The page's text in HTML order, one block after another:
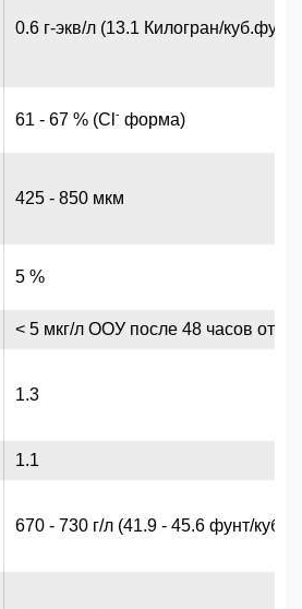
0.6 г-экв/л (13.1 Килогран/
61 - 67 % (Cl - форма)
425 - 850 мкм
5 %
< 5 мкг/л ООУ после 48 часов
1.3
1.1
670 - 730 г/л (41.9 - 45.6 фунт/